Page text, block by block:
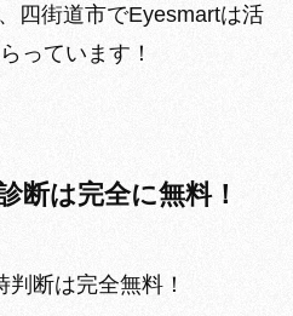
四街道市でEyesmartは活
っています！
断は完全に無料！
断は完全無料！